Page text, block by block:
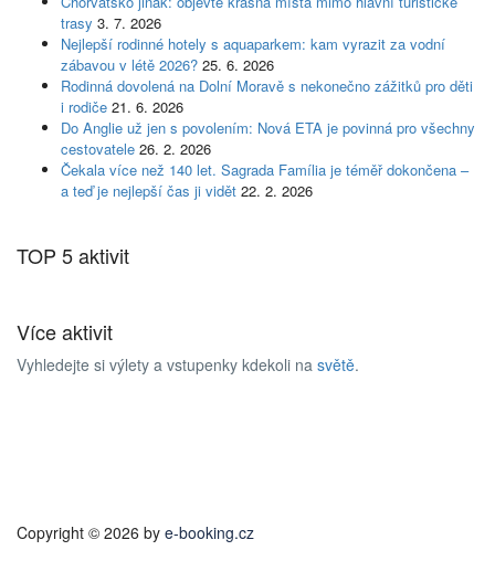
trasy 3. 7. 2026
Nejlepší rodinné hotely s aquaparkem: kam vyrazit za vodní
zábavou v létě 2026? 25. 6. 2026
Rodinná dovolená na Dolní Moravě s nekonečno zážitků pro děti
i rodiče 21. 6. 2026
Do Anglie už jen s povolením: Nová ETA je povinná pro všechny
cestovatele 26. 2. 2026
Čekala více než 140 let. Sagrada Família je téměř dokončena –
a teď je nejlepší čas ji vidět 22. 2. 2026
TOP 5 aktivit
Více aktivit
Vyhledejte si výlety a vstupenky kdekoli na světě.
Copyright © 2026 by e-booking.cz